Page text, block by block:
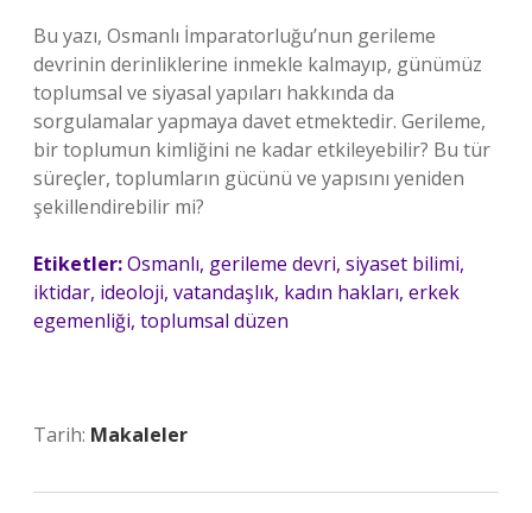
Bu yazı, Osmanlı İmparatorluğu’nun gerileme
devrinin derinliklerine inmekle kalmayıp, günümüz
toplumsal ve siyasal yapıları hakkında da
sorgulamalar yapmaya davet etmektedir. Gerileme,
bir toplumun kimliğini ne kadar etkileyebilir? Bu tür
süreçler, toplumların gücünü ve yapısını yeniden
şekillendirebilir mi?
Etiketler:Osmanlı, gerileme devri, siyaset bilimi,
iktidar, ideoloji, vatandaşlık, kadın hakları, erkek
egemenliği, toplumsal düzen
Tarih: Makaleler